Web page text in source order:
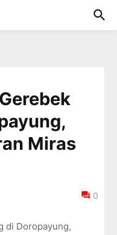
Miras
0
di Doropayung,